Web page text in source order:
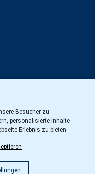
Besucher zu
personalisierte Inhalte
Erlebnis zu bieten.